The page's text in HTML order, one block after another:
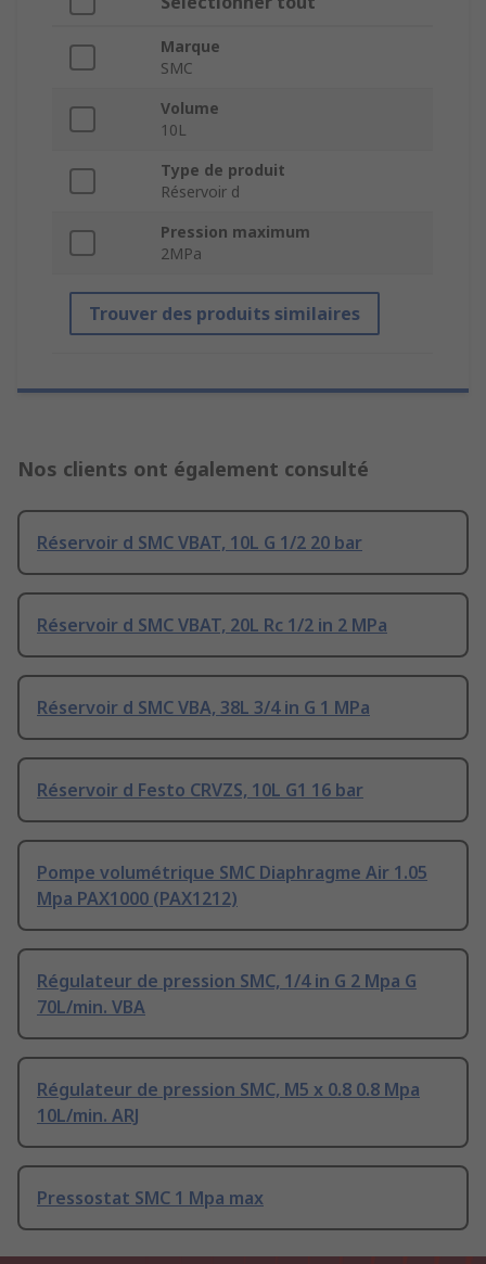
Marque
SMC
Volume
10L
Type de produit
Réservoir d
Pression maximum
2MPa
Trouver des produits similaires
Nos clients ont également consulté
Réservoir d SMC VBAT, 10L G 1/2 20 bar
Réservoir d SMC VBAT, 20L Rc 1/2 in 2 MPa
Réservoir d SMC VBA, 38L 3/4 in G 1 MPa
Réservoir d Festo CRVZS, 10L G1 16 bar
Pompe volumétrique SMC Diaphragme Air 1.05
Mpa PAX1000 (PAX1212)
Régulateur de pression SMC, 1/4 in G 2 Mpa G
70L/min. VBA
Régulateur de pression SMC, M5 x 0.8 0.8 Mpa
10L/min. ARJ
Pressostat SMC 1 Mpa max